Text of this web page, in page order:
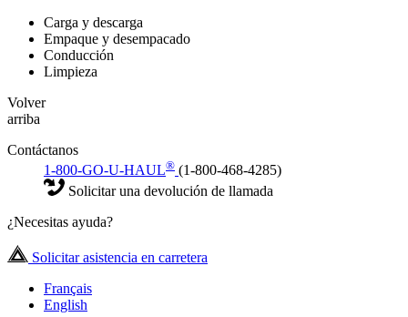
Carga y descarga
Empaque y desempacado
Conducción
Limpieza
Volver
arriba
Contáctanos
1-800-GO-U-HAUL® (1-800-468-4285)
Solicitar una devolución de llamada
¿Necesitas ayuda?
Solicitar asistencia en carretera
Français
English